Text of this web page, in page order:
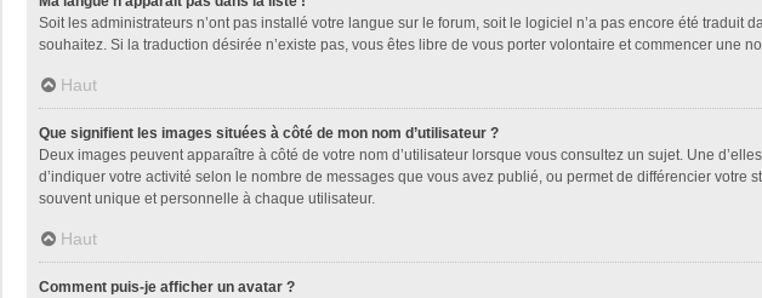
Soit les administrateurs n’ont pas installé votre langue sur le forum, soit le logiciel n’a pas encore été
souhaitez. Si la traduction désirée n’existe pas, vous êtes libre de vous porter volontaire et commencer une
Haut
Que signifient les images situées à côté de mon nom d’utilisateur ?
Deux images peuvent apparaître à côté de votre nom d’utilisateur lorsque vous consultez un sujet. Une
d’indiquer votre activité selon le nombre de messages que vous avez publié, ou permet de différencier
souvent unique et personnelle à chaque utilisateur.
Haut
Comment puis-je afficher un avatar ?